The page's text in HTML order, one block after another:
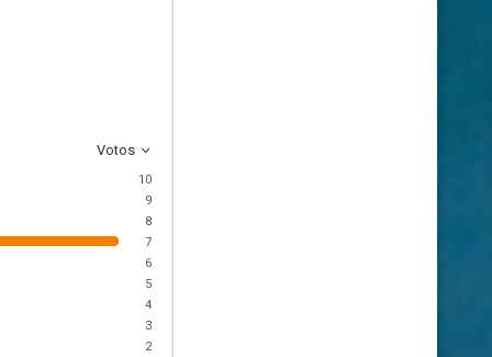
Votos
10
9
8
7
6
5
4
3
2